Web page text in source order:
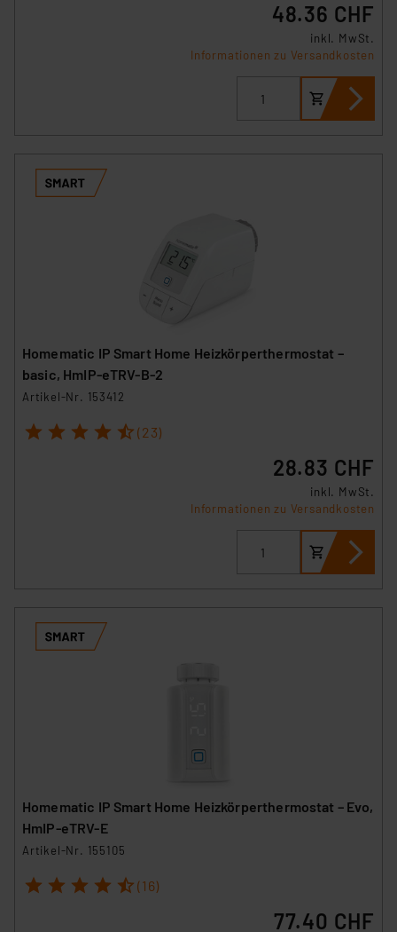
48.36 CHF
inkl. MwSt.
Informationen zu Versandkosten
Homematic IP Smart Home Heizkörperthermostat –
basic, HmIP-eTRV-B-2
Artikel-Nr. 153412
1 2 3 4 5 (23)
28.83 CHF
inkl. MwSt.
Informationen zu Versandkosten
Homematic IP Smart Home Heizkörperthermostat – Evo,
HmIP-eTRV-E
Artikel-Nr. 155105
1 2 3 4 5 (16)
77.40 CHF